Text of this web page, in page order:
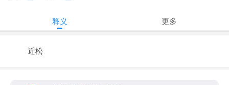
释义 更多
近松